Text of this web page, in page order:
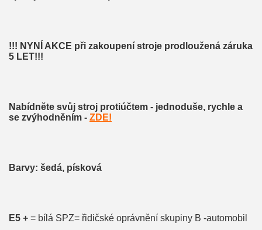
!!! NYNÍ AKCE při zakoupení stroje prodloužená záruka
5 LET!!!
Nabídněte svůj stroj protiúčtem - jednoduše, rychle a
se zvýhodněním - ZDE!
Barvy: šedá, písková
E5 + = bílá SPZ= řidičské oprávnění skupiny B -automobil